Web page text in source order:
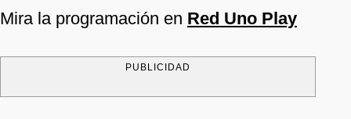
Mira la programación en Red Uno Play
PUBLICIDAD